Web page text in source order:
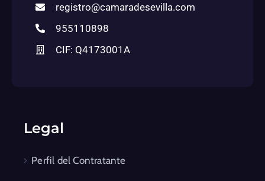
registro@camaradesevilla.com
955110898
CIF: Q4173001A
Legal
Perfil del Contratante